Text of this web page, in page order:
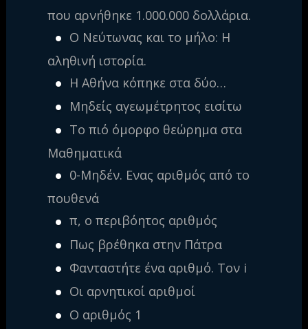
που αρνήθηκε 1.000.000 δολλάρια.
Ο Νεύτωνας και το μήλο: Η
αληθινή ιστορία.
Η Αθήνα κόπηκε στα δύο…
Μηδείς αγεωμέτρητος εισίτω
Το πιό όμορφο θεώρημα στα
Μαθηματικά
0-Μηδέν. Ενας αριθμός από το
πουθενά
π, ο περιβόητος αριθμός
Πως βρέθηκα στην Πάτρα
Φανταστήτε ένα αριθμό. Τον i
Οι αρνητικοί αριθμοί
Ο αριθμός 1